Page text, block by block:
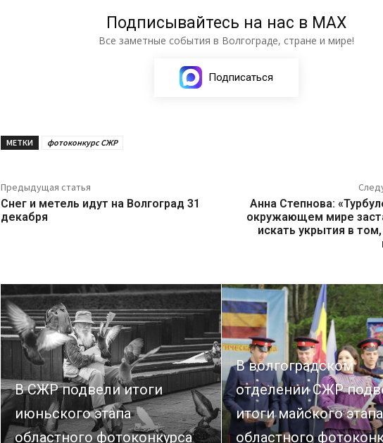
Подписывайтесь на нас в МАХ
Все заметные события в Волгограде, стране и мире!
Подписаться
МЕТКИ фотоконкурс СЖР
Предыдущая статья
Снег и метель идут на Волгоград 31
декабря
Анна Степнова:
окружающем мире
искать укрытия в
В СЖР подвели итоги
июньского этапа
областного фотоконкурса
В волгоградском
отделении СЖР
итоги майского этапа
областного